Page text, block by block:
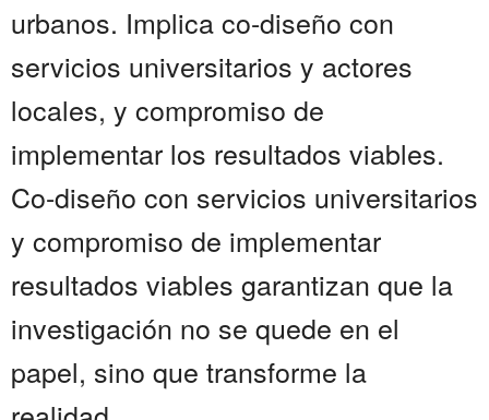
urbanos. Implica co-diseño con
servicios universitarios y actores
locales, y compromiso de
implementar los resultados viables.
Co-diseño con servicios universitarios
y compromiso de implementar
resultados viables garantizan que la
investigación no se quede en el
papel, sino que transforme la